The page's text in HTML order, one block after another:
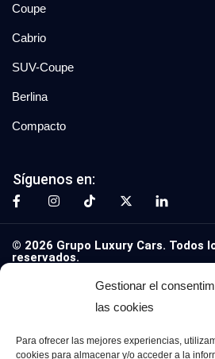
Gestionar el
las cookies
Para ofrecer las mejores experiencias,
cookies para almacenar y/o acceder a la
Coupe
Cabrio
SUV-Coupe
Berlina
Compacto
Síguenos en:
© 2026 Grupo Luxury Cars. Todos
reservados.